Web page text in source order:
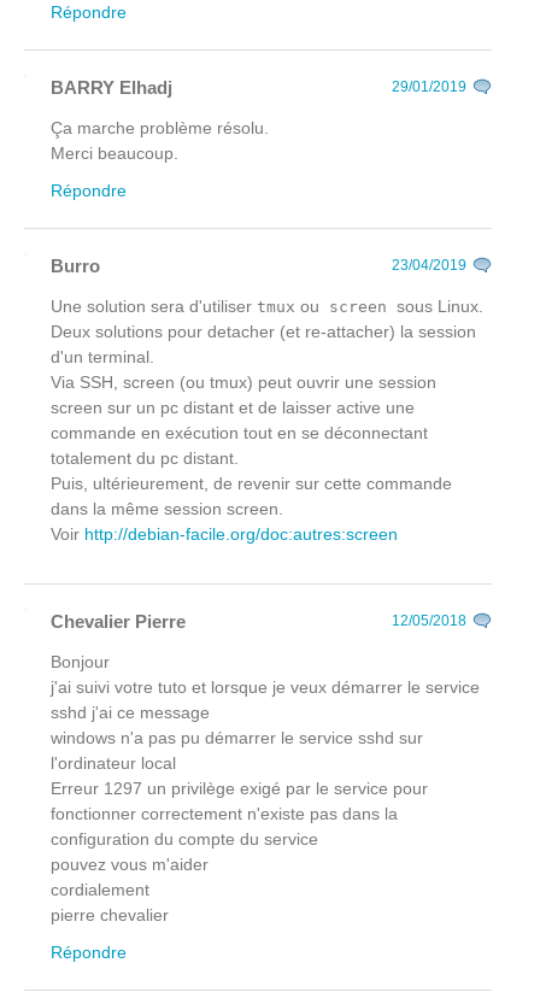
Répondre
BARRY Elhadj 29/01/2019
Ça marche problème résolu.
Merci beaucoup.
Répondre
Burro 23/04/2019
Une solution sera d'utiliser tmux ou screen sous Linux.
Deux solutions pour detacher (et re-attacher) la session
d'un terminal.
Via SSH, screen (ou tmux) peut ouvrir une session
screen sur un pc distant et de laisser active une
commande en exécution tout en se déconnectant
totalement du pc distant.
Puis, ultérieurement, de revenir sur cette commande
dans la même session screen.
Voir http://debian-facile.org/doc:autres:screen
Chevalier Pierre 12/05/2018
Bonjour
j'ai suivi votre tuto et lorsque je veux démarrer le service
sshd j'ai ce message
windows n'a pas pu démarrer le service sshd sur
l'ordinateur local
Erreur 1297 un privilège exigé par le service pour
fonctionner correctement n'existe pas dans la
configuration du compte du service
pouvez vous m'aider
cordialement
pierre chevalier
Répondre